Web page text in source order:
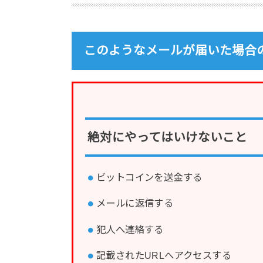
このようなメールが届いた場合
絶対にやってはいけないこと
ビットコインを送金する
メールに返信する
犯人へ連絡する
記載されたURLへアクセスする